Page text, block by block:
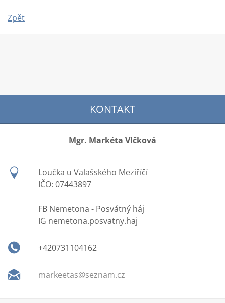
Zpět
KONTAKT
Mgr. Markéta Vlčková
Loučka u Valašského Meziříčí
IČO: 07443897
FB Nemetona - Posvátný háj
IG nemetona.posvatny.haj
+420731104162
markeetas@seznam.cz